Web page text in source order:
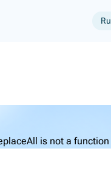
Ru
is not a function